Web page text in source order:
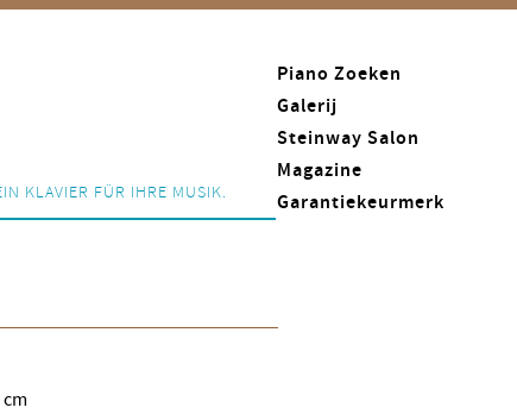
KLAVIER FÜR IHRE MUSIK.
Piano Zoeken
Galerij
Steinway Salon
Magazine
Garantiekeurmerk